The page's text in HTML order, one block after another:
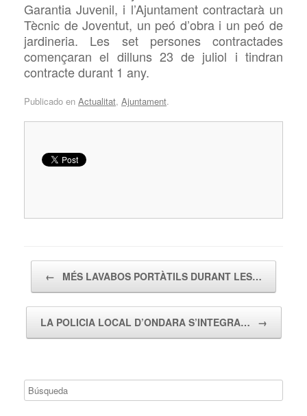
Garantia Juvenil, i l’Ajuntament contractarà un
Tècnic de Joventut, un peó d’obra i un peó de
jardineria. Les set persones contractades
començaran el dilluns 23 de juliol i tindran
contracte durant 1 any.
Publicado en Actualitat, Ajuntament.
← MÉS LAVABOS PORTÀTILS DURANT LES…
LA POLICIA LOCAL D’ONDARA S’INTEGRA… →